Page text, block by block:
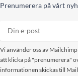
Prenumerera på vårt
Vi använder oss av
att klicka på "prenumerera"
informationen skickas till